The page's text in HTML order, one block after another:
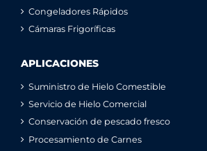
Congeladores Rápidos
Cámaras Frigoríficas
APLICACIONES
Suministro de Hielo Comestible
Servicio de Hielo Comercial
Conservación de pescado fresco
Procesamiento de Carnes